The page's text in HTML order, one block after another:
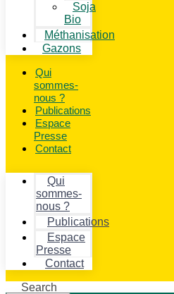
Soja
Bio
Méthanisation
Gazons
Qui
sommes-
nous ?
Publications
Espace
Presse
Contact
Qui
sommes-
nous ?
Publications
Espace
Presse
Contact
Search